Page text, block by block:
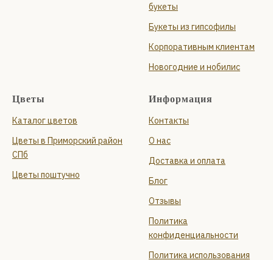
букеты
Букеты из гипсофилы
Корпоративным клиентам
Новогодние и нобилис
Цветы
Каталог цветов
Цветы в Приморский район
СПб
Цветы поштучно
Информация
Контакты
О нас
Доставка и оплата
Блог
Отзывы
Политика
конфиденциальности
Политика использования